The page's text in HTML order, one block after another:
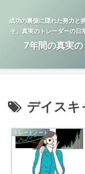
成功の裏側に隠れた努力と
そ。真実のトレーダーの日
7年間の真実
デイスキ
トレードノート